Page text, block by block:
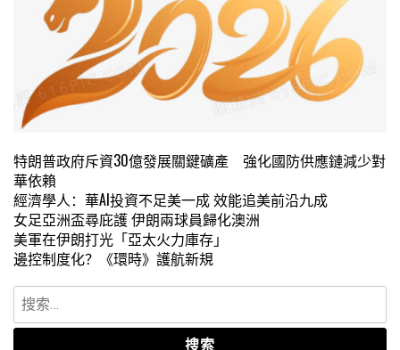
特朗普政府斥資30億發展關鍵礦產 強化國防供應鏈減少對
華依賴
經濟學人：華AI投資不足美一成 效能追美前沿九成
女足亞洲盃尋庇護 伊朗兩球員歸化澳洲
美軍在伊朗打光「亞太火力庫存」
邊控制度化？《環時》護航新規
搜
索：